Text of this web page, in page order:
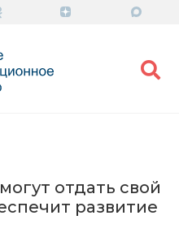
отдать свой
развитие